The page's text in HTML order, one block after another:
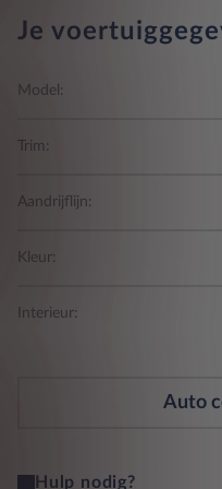
Je
Model:
Trim:
Aandrijflijn:
Kleur:
Interieur:
Auto
Hulp nodig?